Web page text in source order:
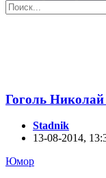
Гоголь Николай
Stadnik
13-08-2014,
Юмор